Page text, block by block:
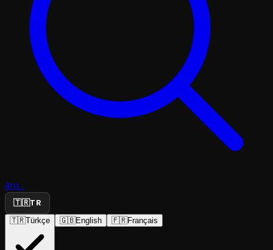
Ara...
🇹🇷TR
🇹🇷Türkçe 🇬🇧English 🇫🇷Français